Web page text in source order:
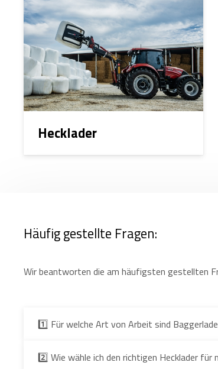
Hecklader
Häufig gestellte Fragen:
Wir beantworten die am häufigsten gestellten
1️⃣ Für welche Art von Arbeit sind
2️⃣ Wie wähle ich den richtigen Hecklader für